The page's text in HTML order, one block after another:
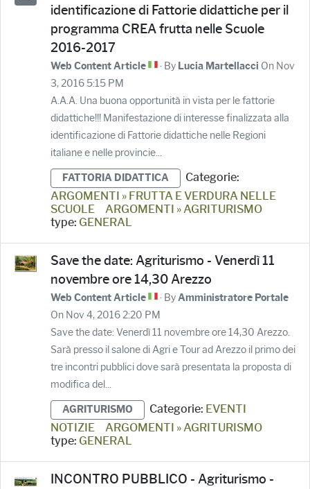
identificazione di Fattorie didattiche per il
programma CREA frutta nelle Scuole
2016-2017
Web Content Article · By Lucia Martellacci On Nov
3, 2016 5:15 PM
A.A.A. Una buona opportunità in vista per le fattorie
didattiche!!! Manifestazione di interesse finalizzata alla
identificazione di Fattorie didattiche nelle Regioni
italiane e nelle provincie...
FATTORIA DIDATTICA
Categorie:
ARGOMENTI » FRUTTA E VERDURA NELLE
SCUOLE
ARGOMENTI » AGRITURISMO
type: GENERAL
Save the date: Agriturismo - Venerdì 11
novembre ore 14,30 Arezzo
Web Content Article · ByAmministratore Portale
On Nov 4, 2016 2:20 PM
Save the date: Venerdì 11 novembre ore 14,30 Arezzo.
Sarà presso il salone di Agri e Tour ad Arezzo il primo dei
tre incontri pubblici dove sarà presentata la proposta di
modifica del...
AGRITURISMO Categorie: EVENTI
NOTIZIE
ARGOMENTI » AGRITURISMO
type: GENERAL
INCONTRO PUBBLICO - Agriturismo -